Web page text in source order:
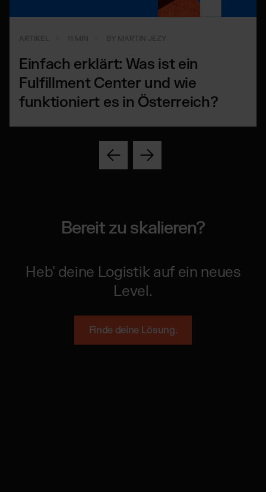
Einfach erklärt: Was ist ein
Fulfillment Center und wie
funktioniert es in Österreich?
Bereit zu skalieren?
Heb' deine Logistik auf ein neues
Level.
Finde deine Lösung.